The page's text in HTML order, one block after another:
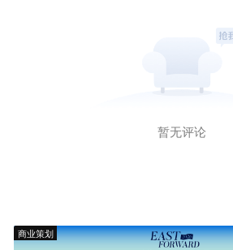
暂无评论
商业策划